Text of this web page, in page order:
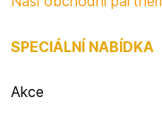
SPECIÁLNÍ NABÍDKA
Akce